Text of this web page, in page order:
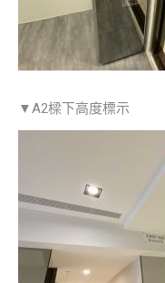
▼A2樑下高度標示